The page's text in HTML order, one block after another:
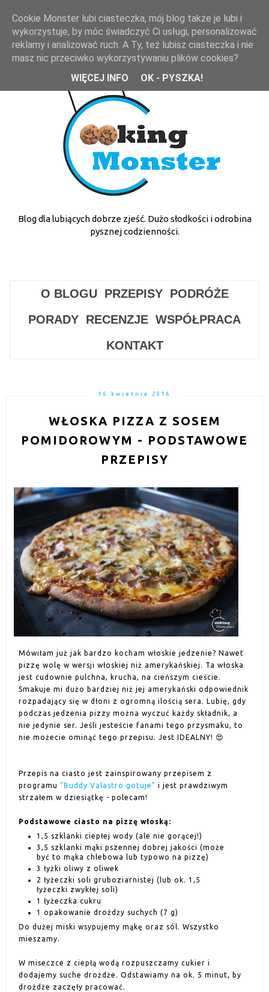
Blog dla lubiących dobrze zjeść. Dużo słodkości i odrobina
pysznej codzienności.
O BLOGU PRZEPISY
PODRÓŻE
PORADY RECENZJE WSPÓŁPRACA
KONTAKT
16 kwietnia 2016
WŁOSKA PIZZA Z SOSEM
POMIDOROWYM - PODSTAWOWE
PRZEPISY
Mówiłam już jak bardzo kocham włoskie jedzenie? Nawet
pizzę wolę w wersji włoskiej niż amerykańskiej. Ta włoska
jest cudownie pulchna, krucha, na cieńszym cieście.
Smakuje mi dużo bardziej niż jej amerykański odpowiednik
rozpadający się w dłoni z ogromną ilością sera. Lubię, gdy
podczas jedzenia pizzy można wyczuć każdy składnik, a
nie jedynie ser. Jeśli jesteście fanami tego przysmaku, to
nie możecie ominąć tego przepisu. Jest IDEALNY! 😍
Przepis na ciasto jest zainspirowany przepisem z
programu "Buddy Valastro gotuje" i jest prawdziwym
strzałem w dziesiątkę - polecam!
Podstawowe ciasto na pizzę włoską:
1,5 szklanki ciepłej wody (ale nie gorącej!)
3,5 szklanki mąki pszennej dobrej jakości (może
być to mąka chlebowa lub typowo na pizzę)
3 łyżki oliwy z oliwek
2 łyżeczki soli gruboziarnistej (lub ok. 1,5
łyżeczki zwykłej soli)
1 łyżeczka cukru
1 opakowanie drożdży suchych (7 g)
Do dużej miski wsypujemy mąkę oraz sól. Wszystko
mieszamy.
W miseczce z ciepłą wodą rozpuszczamy cukier i
dodajemy suche drożdże. Odstawiamy na ok. 5 minut, by
drożdże zaczęły pracować.
Cookie Monster lubi ciasteczka, mój blog także je lubi i
wykorzystuje, by móc świadczyć Ci usługi, personalizować
reklamy i analizować ruch. A Ty, też lubisz ciasteczka i nie
masz nic przeciwko wykorzystywaniu plików cookies?
WIĘCEJ INFO
OK - PYSZKA!